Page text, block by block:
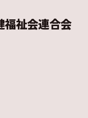
福祉会連合会